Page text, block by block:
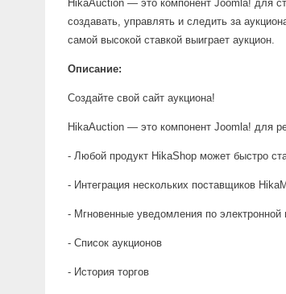
HikaAuction — это компонент Joomla! для
создавать, управлять и следить за
самой высокой ставкой выиграет аукцион.
Описание:
Создайте свой сайт аукциона!
HikaAuction — это компонент Joomla! для
- Любой продукт HikaShop может быстро
- Интеграция нескольких поставщиков
- Мгновенные уведомления по электронной
- Список аукционов
- История торгов